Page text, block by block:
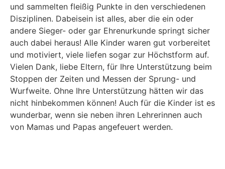
und sammelten fleißig Punkte in den verschiedenen
Disziplinen. Dabeisein ist alles, aber die ein oder
andere Sieger- oder gar Ehrenurkunde springt sicher
auch dabei heraus! Alle Kinder waren gut vorbereitet
und motiviert, viele liefen sogar zur Höchstform auf.
Vielen Dank, liebe Eltern, für Ihre Unterstützung beim
Stoppen der Zeiten und Messen der Sprung- und
Wurfweite. Ohne Ihre Unterstützung hätten wir das
nicht hinbekommen können! Auch für die Kinder ist es
wunderbar, wenn sie neben ihren Lehrerinnen auch
von Mamas und Papas angefeuert werden.